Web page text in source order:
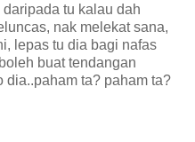
tu kalau dah
nak melekat sana,
lepas tu dia bagi nafas
buat tendangan
dia..paham ta? paham ta?